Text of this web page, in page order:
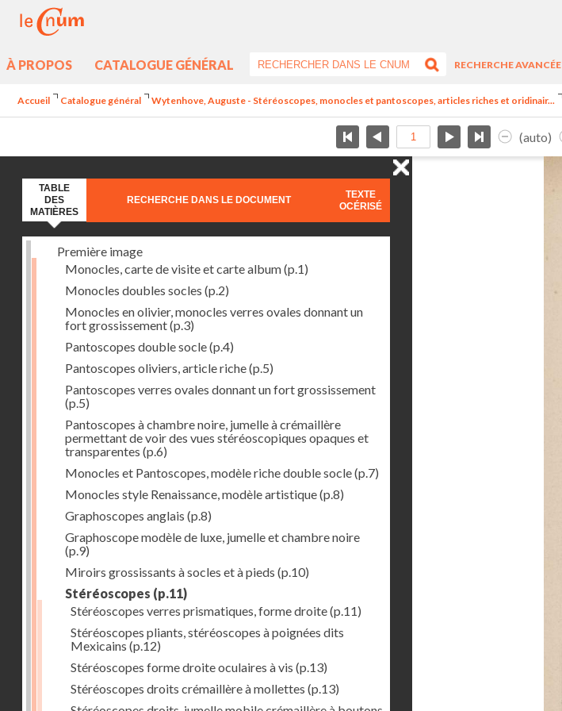
À PROPOS CATALOGUE GÉNÉRAL
RECHERCHE AVANCÉE
Accueil Catalogue général Wytenhove, Auguste - Stéréoscopes, monocles et pantoscopes, articles riches et oridinair...
(auto)
TABLE
DES
MATIÈRES
RECHERCHE DANS LE DOCUMENT
TEXTE
OCÉRISÉ
Première image
Monocles, carte de visite et carte album(p.1)
Monocles doubles socles (p.2)
Monocles en olivier, monocles verres ovales donnant un
fort grossissement(p.3)
Pantoscopes double socle(p.4)
Pantoscopes oliviers, article riche(p.5)
Pantoscopes verres ovales donnant un fort grossissement
(p.5)
Pantoscopes à chambre noire, jumelle à crémaillère
permettant de voir des vues stéréoscopiques opaques et
transparentes (p.6)
Monocles et Pantoscopes, modèle riche double socle(p.7)
Monocles style Renaissance, modèle artistique(p.8)
Graphoscopes anglais (p.8)
Graphoscope modèle de luxe, jumelle et chambre noire
(p.9)
Miroirs grossissants à socles et à pieds (p.10)
Stéréoscopes (p.11)
Stéréoscopes verres prismatiques, forme droite(p.11)
Stéréoscopes pliants, stéréoscopes à poignées dits
Mexicains (p.12)
Stéréoscopes forme droite oculaires à vis (p.13)
Stéréoscopes droits crémaillère à mollettes (p.13)